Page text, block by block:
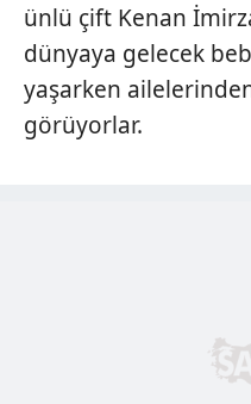
ünlü çift Kenan
dünyaya gelecek
yaşarken
görüyorlar.